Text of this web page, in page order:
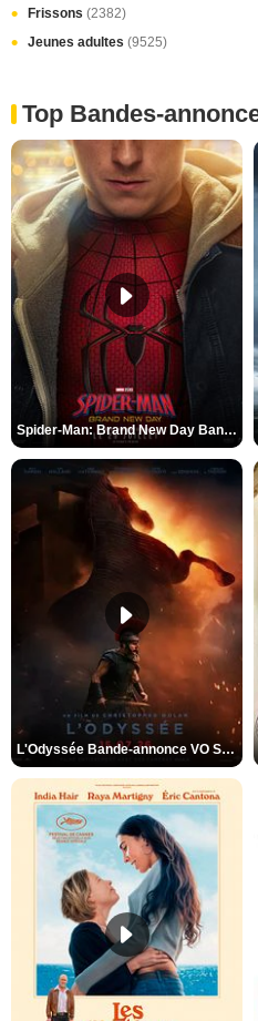
Frissons (2382)
Jeunes adultes (9525)
Top Bandes-
Spider-Man: Brand New Day Bande-annonce VO STFR
L'Odyssée Bande-annonce VO STFR